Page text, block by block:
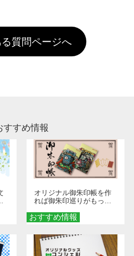
グインがされていなければ、ラン
トがされません。
水洗いで落とすことが可能です。
が、お客様ご自身にて着用前に落と
けますようお願いいたします。※1
送機能でのご注文に関わらず、前
よるお値引きで4,000円未満になる
がかかりますので、ご注意くださ
質問ページへ
すすめ情報
おすすめ情報
オリジナル御朱印帳を作
れば御朱印巡りがもっと
ダーメイドする魅力と選
び方